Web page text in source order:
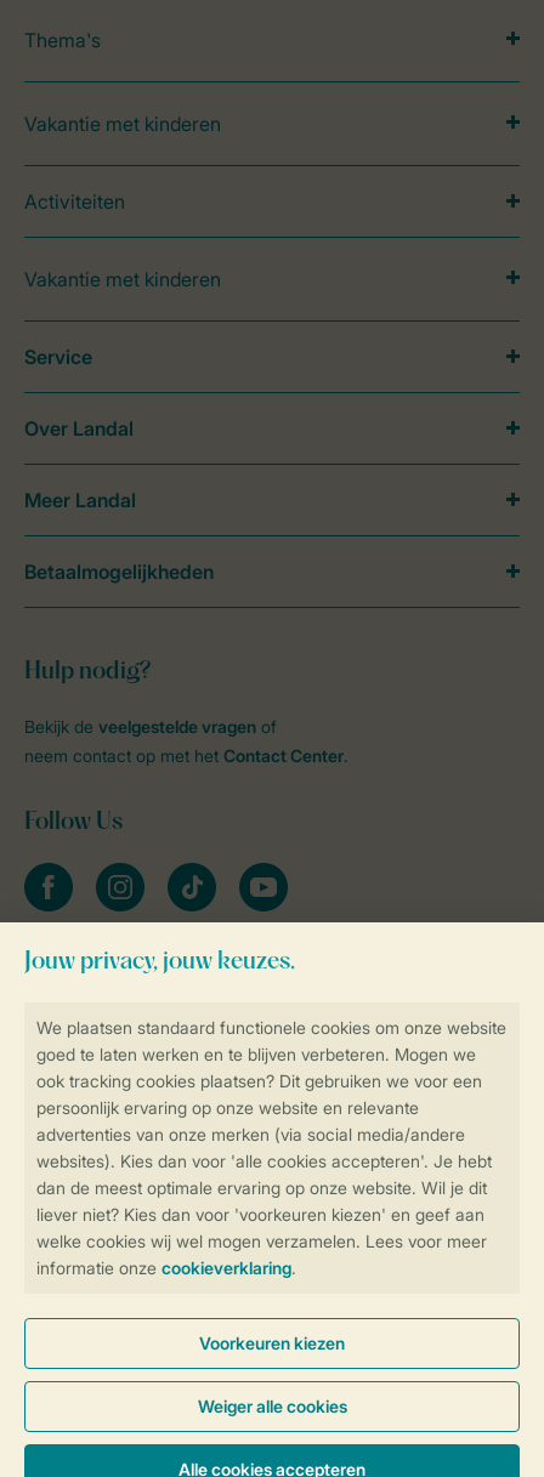
Controle over jouw gegevens &
Instellingen wijzigen
Veilig en snel online boeken
Veilige gegevensoverdracht
Veilige betaling
Thema's
Vakantie met kinderen
Activiteiten
Vakantie met kinderen
Hulp nodig?
Bekijk de veelgestelde vragen of
neem contact op met het Contact Center.
Follow Us
facebookinstagramtiktok youtube
Blijf op de hoogte
Service
Over Landal
Meer Landal
Betaalmogelijkheden
Algemene Voorwaarden Privacy Notice
Cookies en banners